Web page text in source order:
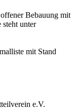
Bebauung mit
unter
mit Stand
e.V.